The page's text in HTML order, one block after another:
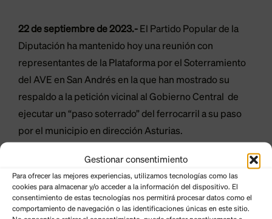
Gestionar consentimiento
Para ofrecer las mejores experiencias, utilizamos tecnologías como las
cookies para almacenar y/o acceder a la información del dispositivo. El
consentimiento de estas tecnologías nos permitirá procesar datos como el
comportamiento de navegación o las identificaciones únicas en este sitio.
22 de septiembre de 2023.- El Partido Popular de la
Diputación ha mantenido hoy una reunión con
representantes de la Plataforma por el Soterramiento
del AVE en San Andrés en la que han mostrado su
respaldo a la petición vicinal al Gobierno Central de
ejecutar un “paso soterrado” del ferrocarril a su paso
por el municipio en dirección Asturias.
El portavoz popular, David Fernández, incidió al
término del encuentro que “es una reivindicación que
compartimos, que apoyamos y que consideramos que
el Gobierno debe asumir” para evitar la situación